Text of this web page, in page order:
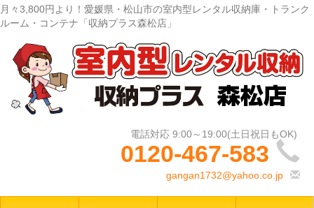
月々3,800円より！愛媛県・松山市の室内型レンタル収納庫・トランク
ルーム・コンテナ「収納プラス森松店」
0120-467-583
gangan1732@yahoo.co.jp